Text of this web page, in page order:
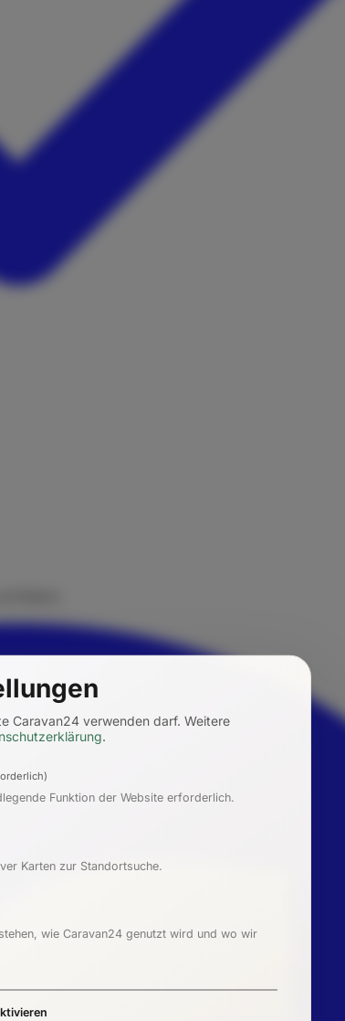
Caravan24 verwenden darf. Weitere
.
Funktion der Website erforderlich.
Karten zur Standortsuche.
wie Caravan24 genutzt wird und wo wir